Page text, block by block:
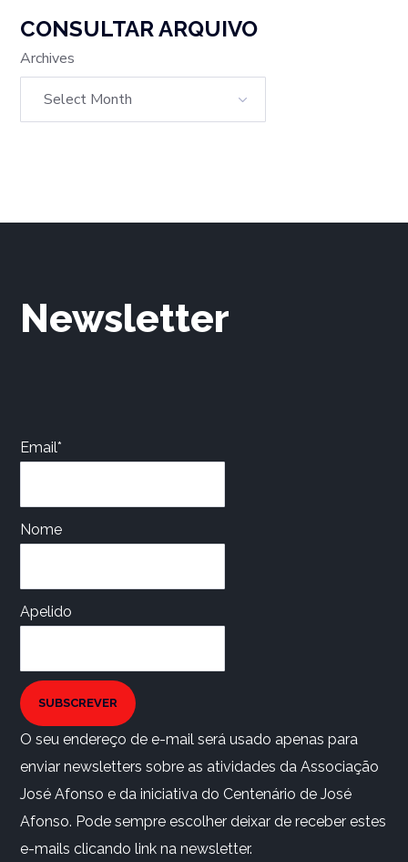
CONSULTAR ARQUIVO
Archives
Newsletter
Email*
Nome
Apelido
SUBSCREVER
O seu endereço de e-mail será usado apenas para
enviar newsletters sobre as atividades da Associação
José Afonso e da iniciativa do Centenário de José
Afonso. Pode sempre escolher deixar de receber estes
e-mails clicando link na newsletter.